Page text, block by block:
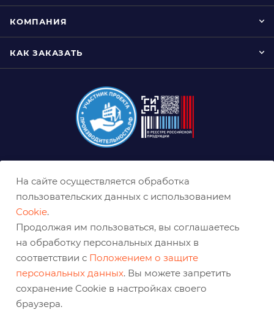
КОМПАНИЯ
КАК ЗАКАЗАТЬ
kazan@belabraziv.ru
На сайте осуществляется обработка
пользовательских данных с использованием
Cookie.
Продолжая им пользоваться, вы соглашаетесь
на обработку персональных данных в
соответствии с Положением о защите
персональных данных. Вы можете запретить
сохранение Cookie в настройках своего
браузера.